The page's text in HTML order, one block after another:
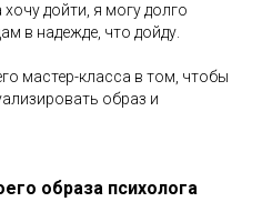
дойти, я могу долго
в надежде, что дойду.
мастер-класса в том, чтобы
образ и
образа психолога